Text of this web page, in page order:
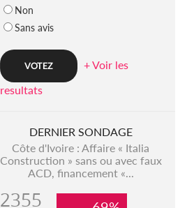
Non
Sans avis
+ Voir les
resultats
DERNIER SONDAGE
Côte d'Ivoire : Affaire « Italia
Construction » sans ou avec faux
ACD, financement «...
2355